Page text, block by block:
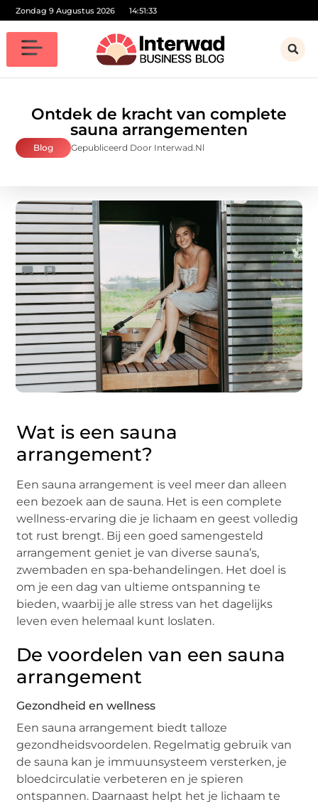
Zondag 9 Augustus 2026 14:51:35
Ontdek de kracht van complete
sauna arrangementen
Blog Gepubliceerd Door Interwad.nl
Wat is een sauna
arrangement?
Een sauna arrangement is veel meer dan alleen
een bezoek aan de sauna. Het is een complete
wellness-ervaring die je lichaam en geest volledig
tot rust brengt. Bij een goed samengesteld
arrangement geniet je van diverse sauna’s,
zwembaden en spa-behandelingen. Het doel is
om je een dag van ultieme ontspanning te
bieden, waarbij je alle stress van het dagelijks
leven even helemaal kunt loslaten.
De voordelen van een sauna
arrangement
Gezondheid en wellness
Een sauna arrangement biedt talloze
gezondheidsvoordelen. Regelmatig gebruik van
de sauna kan je immuunsysteem versterken, je
bloedcirculatie verbeteren en je spieren
ontspannen. Daarnaast helpt het je lichaam te